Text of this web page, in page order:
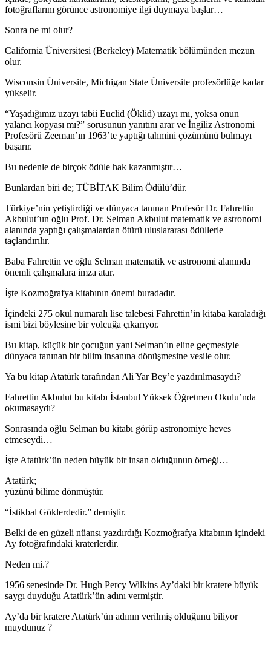
fotoğraflarını görünce astronomiye ilgi duymaya başlar…
Sonra ne mi olur?
California Üniversitesi (Berkeley) Matematik bölümünden mezun
olur.
Wisconsin Üniversite, Michigan State Üniversite profesörlüğe kadar
yükselir.
“Yaşadığımız uzayı tabii Euclid (Öklid) uzayı mı, yoksa onun
yalancı kopyası mı?” sorusunun yanıtını arar ve İngiliz Astronomi
Profesörü Zeeman’ın 1963’te yaptığı tahmini çözümünü bulmayı
başarır.
Bu nedenle de birçok ödüle hak kazanmıştır…
Bunlardan biri de; TÜBİTAK Bilim Ödülü’dür.
Türkiye’nin yetiştirdiği ve dünyaca tanınan Profesör Dr. Fahrettin
Akbulut’un oğlu Prof. Dr. Selman Akbulut matematik ve astronomi
alanında yaptığı çalışmalardan ötürü uluslararası ödüllerle
taçlandırılır.
Baba Fahrettin ve oğlu Selman matematik ve astronomi alanında
önemli çalışmalara imza atar.
İşte Kozmoğrafya kitabının önemi buradadır.
İçindeki 275 okul numaralı lise talebesi Fahrettin’in kitaba karaladığı
ismi bizi böylesine bir yolcuğa çıkarıyor.
Bu kitap, küçük bir çocuğun yani Selman’ın eline geçmesiyle
dünyaca tanınan bir bilim insanına dönüşmesine vesile olur.
Ya bu kitap Atatürk tarafından Ali Yar Bey’e yazdırılmasaydı?
Fahrettin Akbulut bu kitabı İstanbul Yüksek Öğretmen Okulu’nda
okumasaydı?
Sonrasında oğlu Selman bu kitabı görüp astronomiye heves
etmeseydi…
İşte Atatürk’ün neden büyük bir insan olduğunun örneği…
Atatürk;
yüzünü bilime dönmüştür.
“İstikbal Göklerdedir.” demiştir.
Belki de en güzeli nüansı yazdırdığı Kozmoğrafya kitabının içindeki
Ay fotoğrafındaki kraterlerdir.
Neden mi.?
1956 senesinde Dr. Hugh Percy Wilkins Ay’daki bir kratere büyük
saygı duyduğu Atatürk’ün adını vermiştir.
Ay’da bir kratere Atatürk’ün adının verilmiş olduğunu biliyor
muydunuz ?